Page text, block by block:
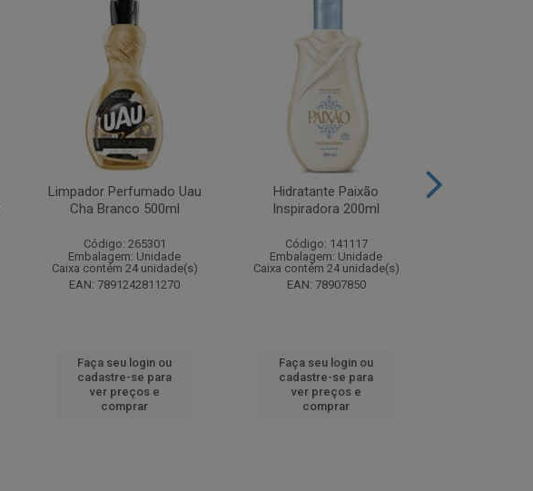
Limpador Perfumado Uau
Cha Branco 500ml
Código: 265301
Embalagem: Unidade
Caixa contém 24 unidade(s)
EAN: 7891242811270
Faça seu login ou
cadastre-se para
ver preços e
comprar
Hidratante Paixão
Inspiradora 200ml
Código: 141117
Embalagem: Unidade
Caixa contém 24 unidade(s)
EAN: 78907850
Faça seu login ou
cadastre-se para
ver preços e
comprar